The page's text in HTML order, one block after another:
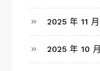
2025 年 11 月
2025 年 10 月